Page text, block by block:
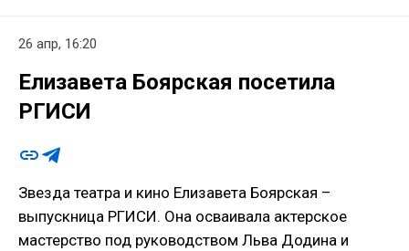
26 апр, 16:20
Елизавета Боярская посетила
РГИСИ
Звезда театра и кино Елизавета Боярская –
выпускница РГИСИ. Она осваивала актерское
мастерство под руководством Льва Додина и